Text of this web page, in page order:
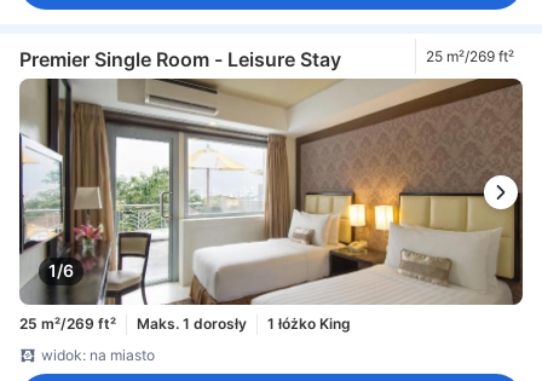
Premier Single Room - Leisure Stay 25 m²/269 ft²
1/6
25 m²/269 ft² Maks. 1 dorosły
1 łóżko King
widok: na miasto